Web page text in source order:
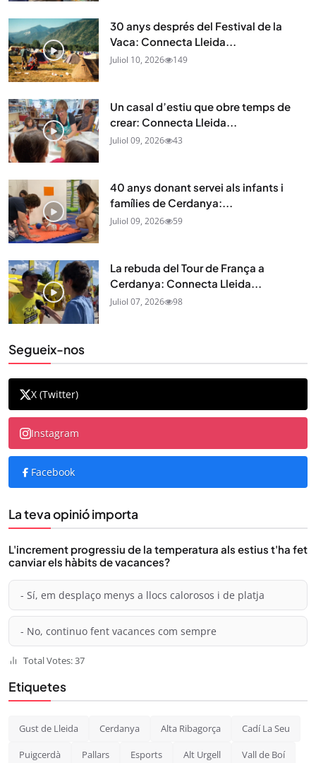
30 anys després del Festival de la
Vaca: Connecta Lleida...
Juliol 10, 2026 149
Un casal d’estiu que obre temps de
crear: Connecta Lleida...
Juliol 09, 2026 43
40 anys donant servei als infants i
famílies de Cerdanya:...
Juliol 09, 2026 59
La rebuda del Tour de França a
Cerdanya: Connecta Lleida...
Juliol 07, 2026 98
Segueix-nos
X (Twitter)
Instagram
Facebook
La teva opinió importa
L'increment progressiu de la temperatura als estius t'ha fet
canviar els hàbits de vacances?
- Sí, em desplaço menys a llocs calorosos i de platja
- No, continuo fent vacances com sempre
Total Votes: 37
Etiquetes
Gust de Lleida Cerdanya Alta Ribagorça Cadí La Seu
Puigcerdà Pallars Esports Alt Urgell Vall de Boí